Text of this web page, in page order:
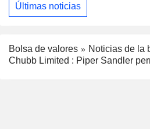
Últimas noticias
Bolsa de valores
Noticias de la
Chubb Limited : Piper Sandler